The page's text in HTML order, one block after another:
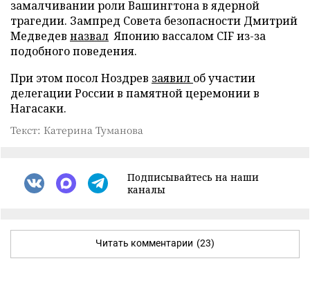
замалчивании роли Вашингтона в ядерной
трагедии. Зампред Совета безопасности Дмитрий
Медведев назвал Японию вассалом CIF из-за
подобного поведения.
При этом посол Ноздрев заявил об участии
делегации России в памятной церемонии в
Нагасаки.
Текст: Катерина Туманова
Подписывайтесь на наши
каналы
Читать комментарии (23)